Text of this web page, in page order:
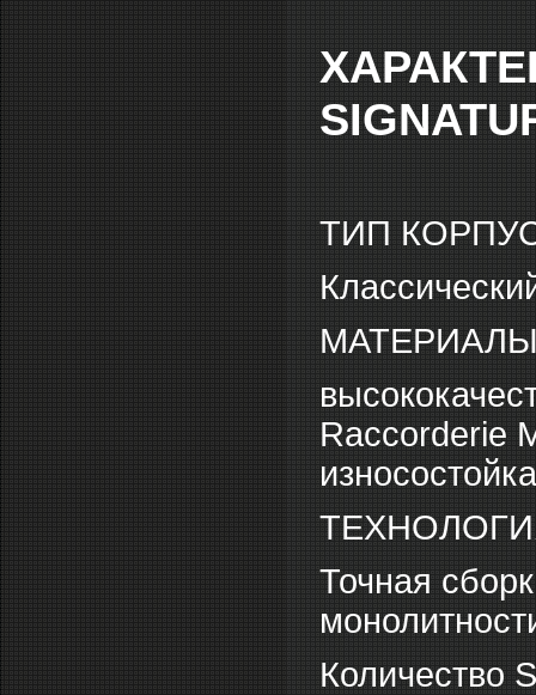
ТИП
Raccorderie
Точная
Количество